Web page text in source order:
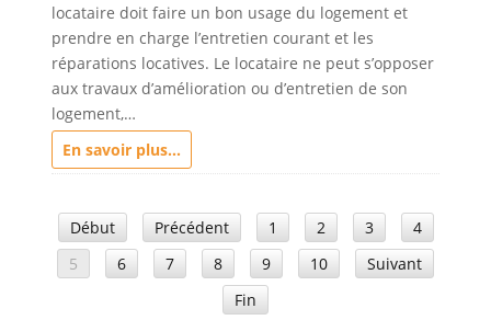
locataire doit faire un bon usage du logement et
prendre en charge l’entretien courant et les
réparations locatives. Le locataire ne peut s’opposer
aux travaux d’amélioration ou d’entretien de son
logement,…
En savoir plus...
Début Précédent 1 2 3
4
5
6 7 8 9 10
Suivant
Fin